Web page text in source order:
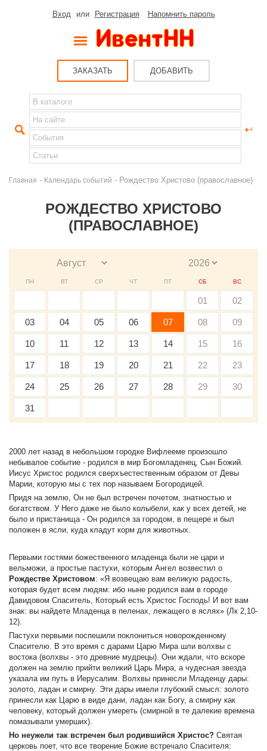
Вход или Регистрация Напомнить пароль
ЗАКАЗАТЬ ДОБАВИТЬ
Главная - Календарь событий - Рождество Христово (православное)
РОЖДЕСТВО ХРИСТОВО
(ПРАВОСЛАВНОЕ)
ПН ВТ СР ЧТ ПТ СБ ВС
01 02
03 04 05 06 07 08 09
10 11 12 13 14 15 16
17 18 19 20 21 22 23
24 25 26 27 28 29 30
31
2000 лет назад в небольшом городке Вифлееме произошло
небывалое событие - родился в мир Богомладенец, Сын Божий.
Иисус Христос родился сверхъестественным образом от Девы
Марии, которую мы с тех пор называем Богородицей.
Придя на землю, Он не был встречен почетом, знатностью и
богатством. У Него даже не было колыбели, как у всех детей, не
было и пристанища - Он родился за городом, в пещере и был
положен в ясли, куда кладут корм для животных.
Первыми гостями божественного младенца были не цари и
вельможи, а простые пастухи, которым Ангел возвестил о
Рождестве Христовом: «Я возвещаю вам великую радость,
которая будет всем людям: ибо ныне родился вам в городе
Давидовом Спаситель, Который есть Христос Господь! И вот вам
знак: вы найдете Младенца в пеленах, лежащего в яслях» (Лк 2,10-
12).
Пастухи первыми поспешили поклониться новорожденному
Спасителю. В это время с дарами Царю Мира шли волхвы с
востока (волхвы - это древние мудрецы). Они ждали, что вскоре
должен нa землю прийти великий Царь Мира, а чудесная звезда
указала им путь в Иерусалим. Волхвы принесли Младенцу дары:
золото, ладан и смирну. Эти дары имели глубокий смысл: золото
принесли как Царю в виде дани, ладан как Богу, а смирну как
человеку, который должен умереть (смирной в те далекие времена
помазывали умерших).
Но неужели так встречен был родившийся Христос? Святая
церковь поет, что все творение Божие встречало Спасителя: